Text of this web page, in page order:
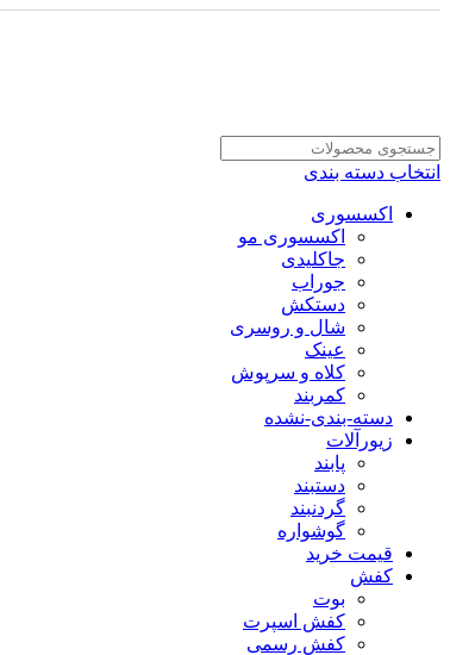
انتخاب دسته بندی
اکسسوری
اکسسوری مو
جاکلیدی
جوراب
دستکش
شال و روسری
عینک
کلاه و سرپوش
کمربند
دسته-بندی-نشده
زیورآلات
پابند
دستبند
گردنبند
گوشواره
قیمت خرید
کفش
بوت
کفش اسپرت
کفش رسمی